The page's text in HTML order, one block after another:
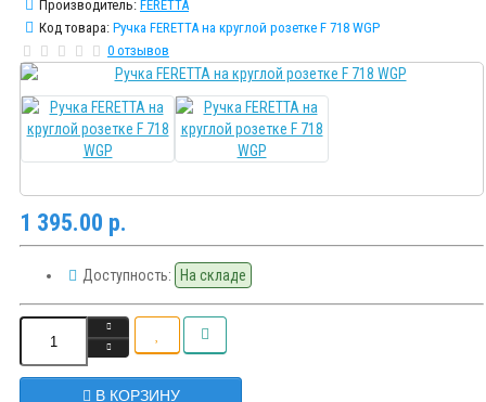
Производитель: FERETTA
Код товара: Ручка FERETTA на круглой розетке F 718 WGP
0 отзывов
1 395.00 р.
Доступность: На складе
В КОРЗИНУ